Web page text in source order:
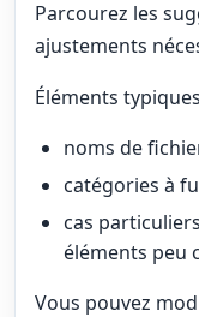
Parcourez les
ajustements
Éléments
noms de
catégories à
cas
éléments peu
Vous pouvez